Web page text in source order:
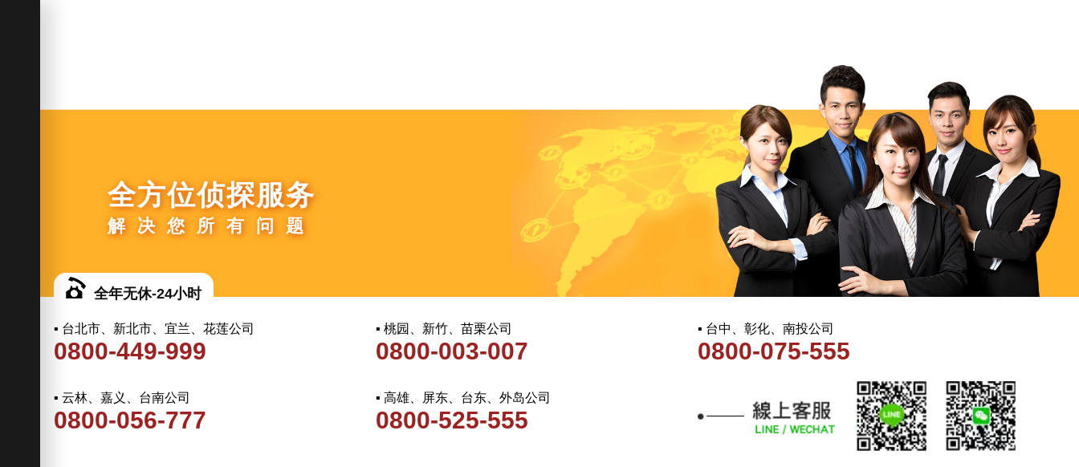
全方位侦探服务
解决您所有问题
全年无休-24小时
▪ 台北市、新北市、宜兰、花莲公司
0800-449-999
▪ 桃园、新竹、苗栗公司
0800-003-007
▪ 台中、彰化、南投公司
0800-075-555
▪ 云林、嘉义、台南公司
0800-056-777
▪ 高雄、屏东、台东、外岛公司
0800-525-555